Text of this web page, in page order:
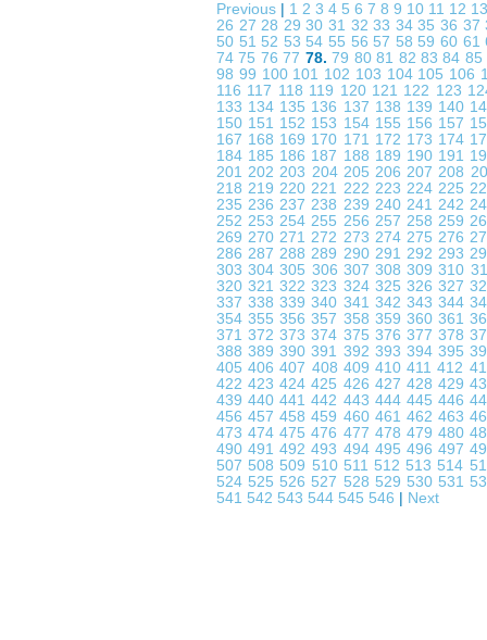
Previous 1 2 3 4 5 6 7 8 9 10 11 12
26 2728 293031 3233 343536 37
50 51 52 53 54 55 56 57 58 5960 61
7475 7677 78. 79 8081 82 8384 85
98 99 100 101 102 103 104 105 106
116 117 118 119 120 121 122 123
133 134 135 136 137 138 139 140
150 151 152 153 154 155 156 157
167 168 169 170 171 172 173 174
184 185 186 187 188 189 190 191
201202203 204 205 206207208
218219220221 222 223 224 225
235236237238 239 240 241 242
252253254255 256 257 258 259
269270271272 273 274 275 276
286287288289 290 291 292 293
303304305 306 307 308309310
320321322323 324 325 326 327
337338339340 341 342 343 344
354355356357 358 359 360 361
371372373374 375 376 377 378
388389390391 392 393 394 395
405406407 408 409 410411412
422423424425 426 427 428 429
439440441442 443 444 445 446
456457458459 460 461 462 463
473474475476 477 478 479 480
490491492493 494 495 496 497
507 508 509 510 511 512 513 514
524 525 526 527 528 529 530 531
541 542 543 544 545 546 Next